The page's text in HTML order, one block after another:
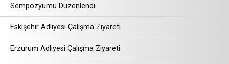
Sempozyumu Düzenlendi
Eskişehir Adliyesi Çalışma Ziyareti
Erzurum Adliyesi Çalışma Ziyareti